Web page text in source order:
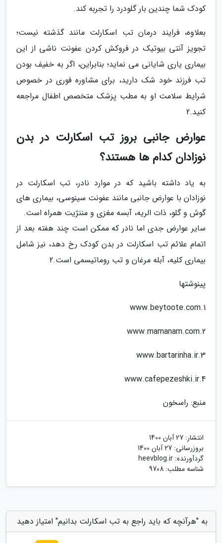
کودک شما چندین بار گلودرد را تجربه کند.
بعلاوه، فرایند درمان تب اسکارلت مانند گذشته نیست؛
تجویز آنتی بیوتیک در فروکش کردن عفونت ناشی از این
بیماری یاری شایانی می نماید؛ بنابراین، اگر به خفیف بودن
تب فرزند خود شک دارید، برای مشاوره فوری در خصوص
شرایط سلامت او به مطب پزشک متخصص اطفال مراجعه
کنید.2
عوارض جانبی بروز تب اسکارلت در بدن
نوزادان کدام ها هستند؟
به یاد داشته باشید که در موارد نادر، تب اسکارلت در
نوزادان با عوارض جانبی مانند عفونت سینوسی، بیماری های
گوش و گلو، ذات الریه، آبسه مغزی و مننژیت همراه است.
سایر عوارض جدی اما نادر که ممکن است چند هفته بعد از
اتمام علائم تب اسکارلت در بدن کودک رخ دهد، نیز شامل
بیماری کلیه، آبله مرغان و تب روماتیسمی است.2
پینوشتها
1.www.beytoote.com
2.www.mamanam.com
3.www.bartarinha.ir
4.www.cafepezeshki.ir
منبع: راسخون
انتشار: 27 آبان 1400
بروزرسانی: 27 آبان 1400
گردآورنده: heevblog.ir
شناسه مطلب: 9708
به "هرآنچه که باید راجع به تب اسکارلت بدانیم" امتیاز دهید